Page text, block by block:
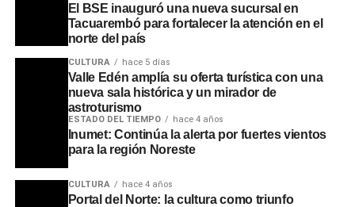
El BSE inauguró una nueva sucursal en
Tacuarembó para fortalecer la atención en el
norte del país
CULTURA hace 5 días
Valle Edén amplía su oferta turística con una
nueva sala histórica y un mirador de
astroturismo
ESTADO DEL TIEMPO hace 4 años
Inumet: Continúa la alerta por fuertes vientos
para la región Noreste
CULTURA hace 4 años
Portal del Norte: la cultura como triunfo